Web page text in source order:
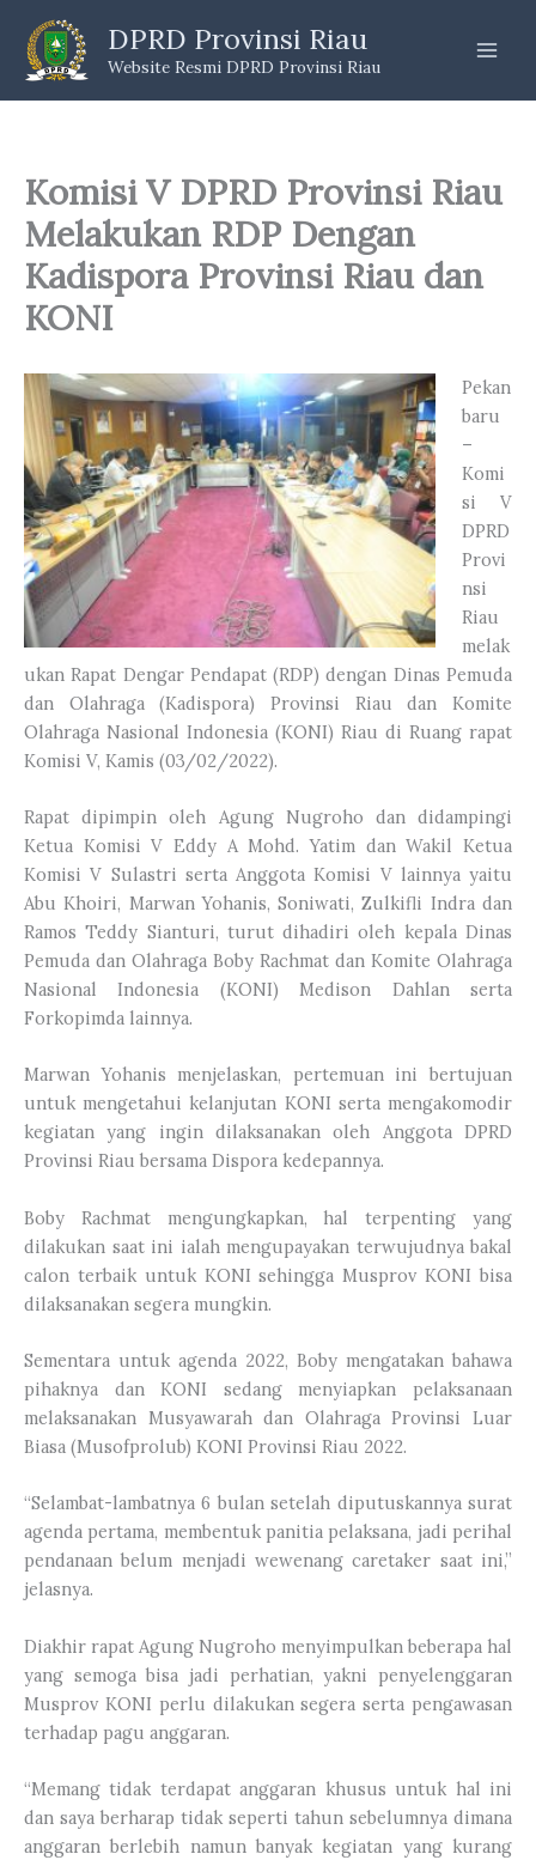
content
DPRD Provinsi Riau
Website Resmi DPRD Provinsi Riau
Komisi V DPRD Provinsi Riau
Melakukan RDP Dengan
Kadispora Provinsi Riau dan
KONI
Pekan
baru
–
Komi
si V
DPRD
Provi
nsi
Riau
melak
ukan Rapat Dengar Pendapat (RDP) dengan Dinas Pemuda
dan Olahraga (Kadispora) Provinsi Riau dan Komite
Olahraga Nasional Indonesia (KONI) Riau di Ruang rapat
Komisi V, Kamis (03/02/2022).
Rapat dipimpin oleh Agung Nugroho dan didampingi
Ketua Komisi V Eddy A Mohd. Yatim dan Wakil Ketua
Komisi V Sulastri serta Anggota Komisi V lainnya yaitu
Abu Khoiri, Marwan Yohanis, Soniwati, Zulkifli Indra dan
Ramos Teddy Sianturi, turut dihadiri oleh kepala Dinas
Pemuda dan Olahraga Boby Rachmat dan Komite Olahraga
Nasional Indonesia (KONI) Medison Dahlan serta
Forkopimda lainnya.
Marwan Yohanis menjelaskan, pertemuan ini bertujuan
untuk mengetahui kelanjutan KONI serta mengakomodir
kegiatan yang ingin dilaksanakan oleh Anggota DPRD
Provinsi Riau bersama Dispora kedepannya.
Boby Rachmat mengungkapkan, hal terpenting yang
dilakukan saat ini ialah mengupayakan terwujudnya bakal
calon terbaik untuk KONI sehingga Musprov KONI bisa
dilaksanakan segera mungkin.
Sementara untuk agenda 2022, Boby mengatakan bahawa
pihaknya dan KONI sedang menyiapkan pelaksanaan
melaksanakan Musyawarah dan Olahraga Provinsi Luar
Biasa (Musofprolub) KONI Provinsi Riau 2022.
“Selambat-lambatnya 6 bulan setelah diputuskannya surat
agenda pertama, membentuk panitia pelaksana, jadi perihal
pendanaan belum menjadi wewenang caretaker saat ini,”
jelasnya.
Diakhir rapat Agung Nugroho menyimpulkan beberapa hal
yang semoga bisa jadi perhatian, yakni penyelenggaran
Musprov KONI perlu dilakukan segera serta pengawasan
terhadap pagu anggaran.
“Memang tidak terdapat anggaran khusus untuk hal ini
dan saya berharap tidak seperti tahun sebelumnya dimana
anggaran berlebih namun banyak kegiatan yang kurang